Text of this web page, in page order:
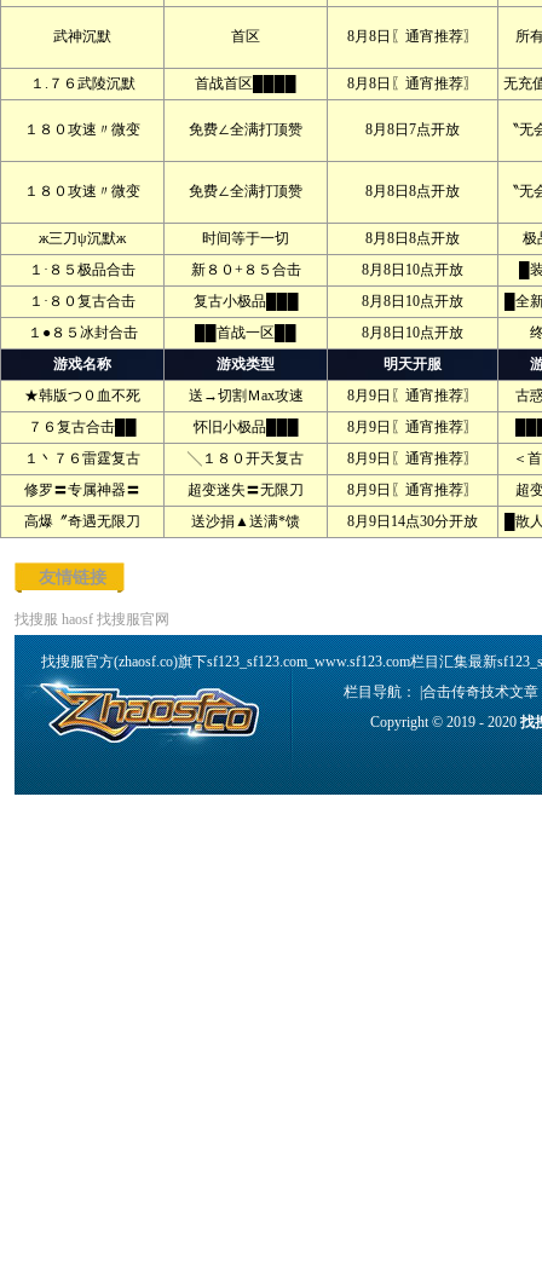
武神沉默 首区 8月8日〖通宵推荐〗 所
１.７６武陵沉默 首战首区████ 8月8日〖通宵推荐〗 无充
１８０攻速〃微变 免费∠全满打顶赞 8月8日7点开放 〝
１８０攻速〃微变 免费∠全满打顶赞 8月8日8点开放 〝
ж三刀ψ沉默ж 时间等于一切 8月8日8点开放
极
１·８５极品合击
新８０+８５合击 8月8日10点开放
█
１·８０复古合击
复古小极品███ 8月8日10点开放
█全
１●８５冰封合击
██首战一区██ 8月8日10点开放
游戏名称
游戏类型 明天开服
★韩版つ０血不死
送→切割Ｍax攻速 8月9日〖通宵推荐〗
古
７６复古合击██
怀旧小极品███ 8月9日〖通宵推荐〗
１丶７６雷霆复古
╲１８０开天复古 8月9日〖通宵推荐〗
＜
修罗〓专属神器〓
超变迷失〓无限刀 8月9日〖通宵推荐〗
超
高爆〞奇遇无限刀
送沙捐▲送满*馈 8月9日14点30分开放 █散
友情链接
找搜服 haosf 找搜服官网
找搜服官方(zhaosf.co)旗下sf123_sf123.com_www.sf123.com栏目汇集最新
栏目导航： |合击传奇技术文章
Copyright © 2019 - 2020找